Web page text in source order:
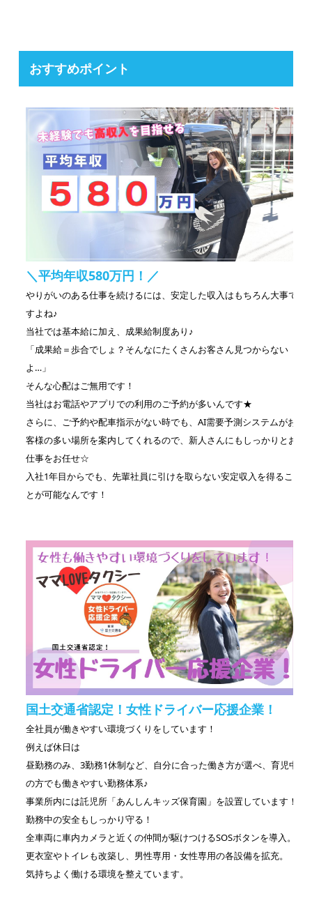
おすすめポイント
＼平均年収580万円！／
やりがいのある仕事を続けるには、安定した収入はもちろん大事で
すよね♪
当社では基本給に加え、成果給制度あり♪
「成果給＝歩合でしょ？そんなにたくさんお客さん見つからない
よ…」
そんな心配はご無用です！
当社はお電話やアプリでの利用のご予約が多いんです★
さらに、ご予約や配車指示がない時でも、AI需要予測システムがお
客様の多い場所を案内してくれるので、新人さんにもしっかりとお
仕事をお任せ☆
入社1年目からでも、先輩社員に引けを取らない安定収入を得るこ
とが可能なんです！
国土交通省認定！女性ドライバー応援企業！
全社員が働きやすい環境づくりをしています！
例えば休日は
昼勤務のみ、3勤務1休制など、自分に合った働き方が選べ、育児中
の方でも働きやすい勤務体系♪
事業所内には託児所「あんしんキッズ保育園」を設置しています！
勤務中の安全もしっかり守る！
全車両に車内カメラと近くの仲間が駆けつけるSOSボタンを導入。
更衣室やトイレも改築し、男性専用・女性専用の各設備を拡充。
気持ちよく働ける環境を整えています。